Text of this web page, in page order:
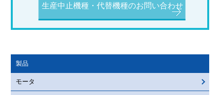
生産中止機種・代替機種のお問い合わせ
製品
モータ